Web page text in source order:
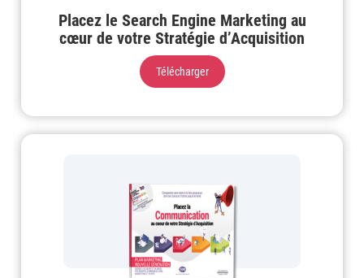
Placez le Search Engine Marketing au
cœur de votre Stratégie d’Acquisition
Télécharger